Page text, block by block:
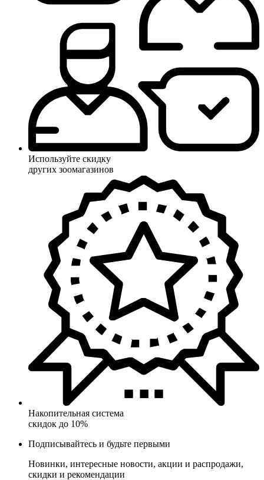
Используйте скидку
других зоомагазинов
Накопительная система
скидок до 10%
Подписывайтесь и будьте первыми
Новинки, интересные новости, акции и распродажи,
скидки и рекомендации